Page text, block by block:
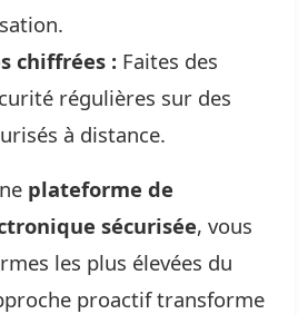
chiffrées : Faites des
régulières sur des
à distance.
plateforme de
sécurisée, vous
les plus élevées du
proactif transforme